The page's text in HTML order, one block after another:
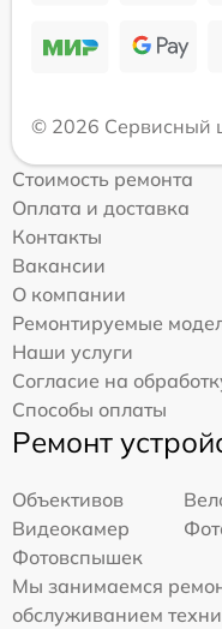
© 2026 Сервисный
Стоимость ремонта
Оплата и доставка
Контакты
Вакансии
О компании
Ремонтируемые
Наши услуги
Согласие на
Способы оплаты
Ремонт
Объективов
Видеокамер
Фотовспышек
Мы занимаемся
обслуживанием